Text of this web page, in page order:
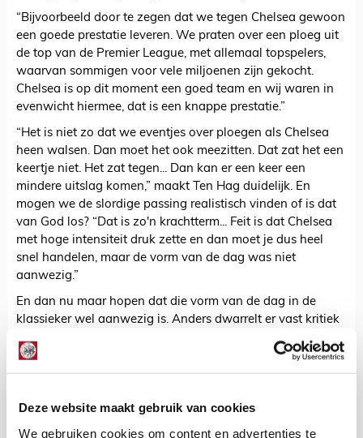
Deze website maakt gebruik van cookies
We gebruiken cookies om content en advertenties te
“Bijvoorbeeld door te zegen dat we tegen Chelsea gewoon
een goede prestatie leveren. We praten over een ploeg uit
de top van de Premier League, met allemaal topspelers,
waarvan sommigen voor vele miljoenen zijn gekocht.
Chelsea is op dit moment een goed team en wij waren in
evenwicht hiermee, dat is een knappe prestatie.”
“Het is niet zo dat we eventjes over ploegen als Chelsea
heen walsen. Dan moet het ook meezitten. Dat zat het een
keertje niet. Het zat tegen... Dan kan er een keer een
mindere uitslag komen,” maakt Ten Hag duidelijk. En
mogen we de slordige passing realistisch vinden of is dat
van God los? “Dat is zo'n krachtterm... Feit is dat Chelsea
met hoge intensiteit druk zette en dan moet je dus heel
snel handelen, maar de vorm van de dag was niet
aanwezig.”
En dan nu maar hopen dat die vorm van de dag in de
klassieker wel aanwezig is. Anders dwarrelt er vast kritiek
neer zoals de blaadjes buiten van de boom beginnen te
vallen.
Kevin Van Nunen